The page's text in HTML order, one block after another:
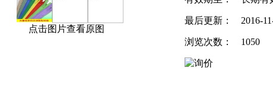
点击图片查看原图
最后更新： 2016-
浏览次数： 1050